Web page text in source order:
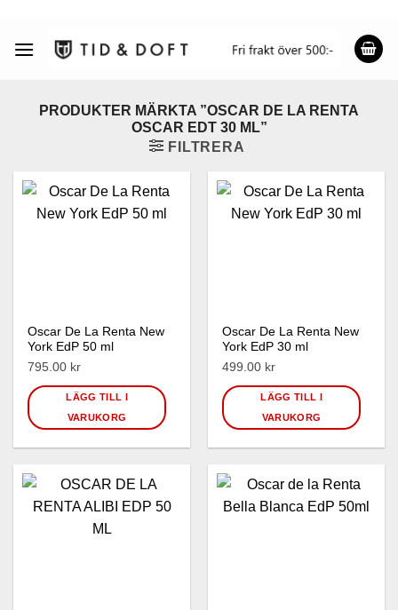
content
PRODUKTER MÄRKTA ”OSCAR DE LA RENTA
OSCAR EDT 30 ML”
FILTRERA
Oscar De La Renta New
York EdP 50 ml
795.00 kr
LÄGG TILL I
VARUKORG
Oscar De La Renta New
York EdP 30 ml
499.00 kr
LÄGG TILL I
VARUKORG